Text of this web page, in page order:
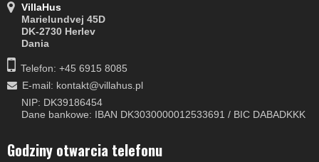
VillaHus
Marielundvej 45D
DK-2730 Herlev
Dania
Telefon: +45 6915 8085
E-mail: kontakt@villahus.pl
NIP: DK39186454
Dane bankowe: IBAN DK3030000012533691 / BIC DABADKKK
Godziny otwarcia telefonu